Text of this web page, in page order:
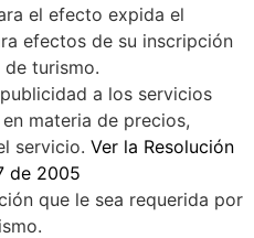
el efecto expida el
efectos de su inscripción
turismo.
a los servicios
materia de precios,
servicio. Ver la Resolución
de 2005
que le sea requerida por